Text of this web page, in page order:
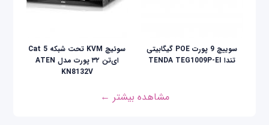
سوییچ 9 پورت POE گیگابیتی
تندا TENDA TEG1009P-EI
سوئیچ KVM تحت شبکه Cat 5
ای‌تن ۳۲ پورت مدل ATEN
KN8132V
مشاهده بیشتر ←